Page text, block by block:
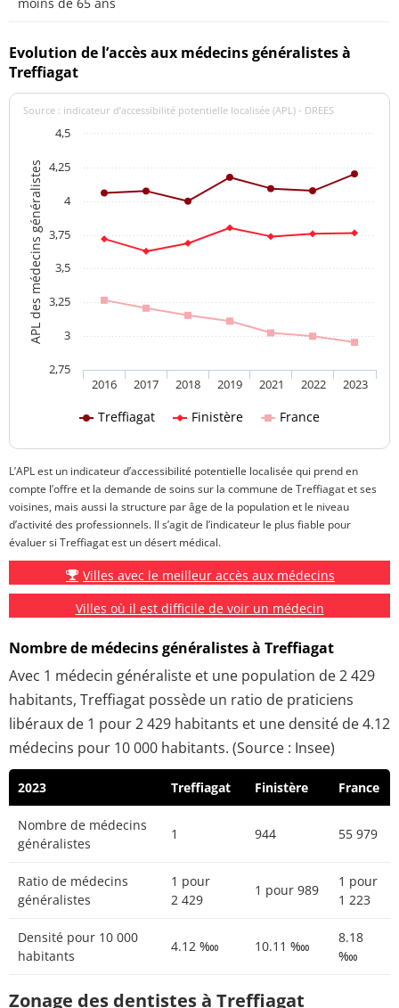
moins de 65 ans
Evolution de l’accès aux médecins généralistes à
Treffiagat
APL des médecins généralistes
Source : indicateur d’accessibilité potentielle localisée (APL) - DREES
Treffiagat Finistère France
2016 2017 2018 2019 2021 2022 2023
2,75
3
3,25
3,5
3,75
4
4,25
4,5
L’APL est un indicateur d’accessibilité potentielle localisée qui prend en
compte l’offre et la demande de soins sur la commune de Treffiagat et ses
voisines, mais aussi la structure par âge de la population et le niveau
d’activité des professionnels. Il s’agit de l’indicateur le plus fiable pour
évaluer si Treffiagat est un désert médical.
Villes avec le meilleur accès aux médecins
Villes où il est difficile de voir un médecin
Nombre de médecins généralistes à Treffiagat
Avec 1 médecin généraliste et une population de 2 429
habitants, Treffiagat possède un ratio de praticiens
libéraux de 1 pour 2 429 habitants et une densité de 4.12
médecins pour 10 000 habitants. (Source : Insee)
2023 Treffiagat Finistère France
Nombre de médecins
généralistes
1 944 55 979
Ratio de médecins
généralistes
1 pour
2 429
1 pour 989
1 pour
1 223
Densité pour 10 000
habitants
4.12 ‱ 10.11 ‱
8.18
‱
Zonage des dentistes à Treffiagat